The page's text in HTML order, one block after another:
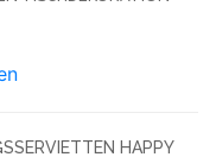
HAPPY